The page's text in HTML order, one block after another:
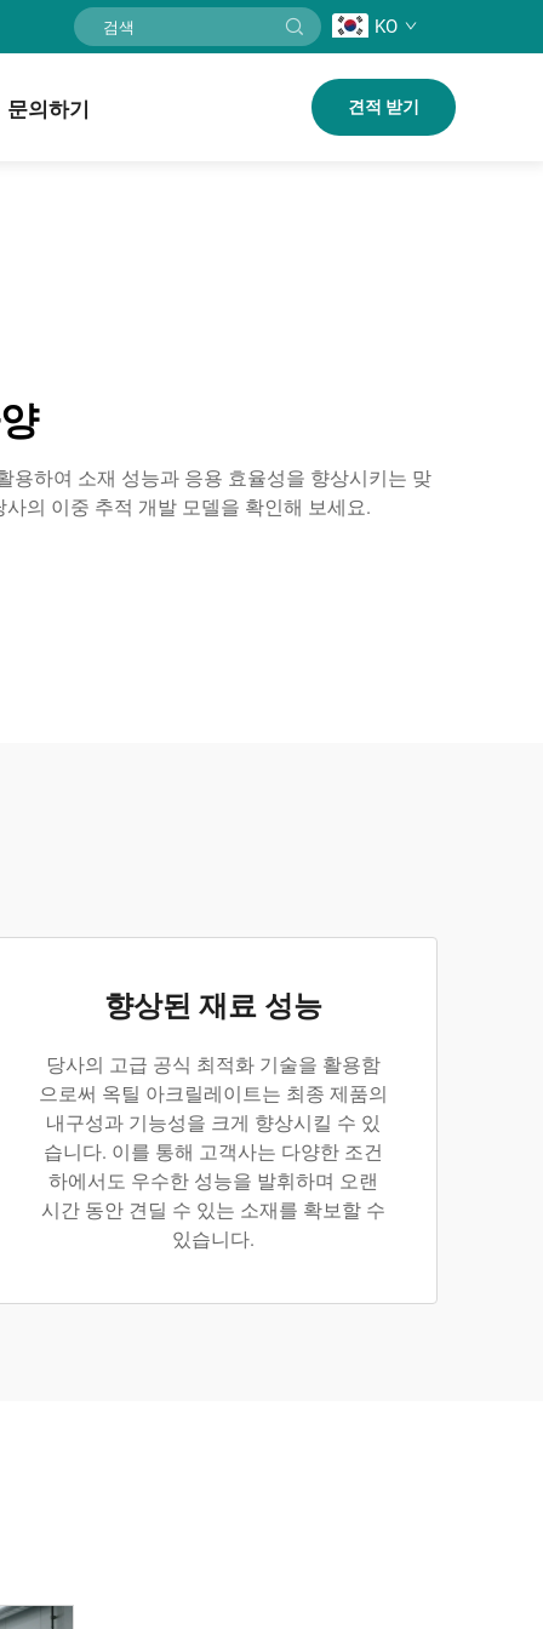
KO
문의하기 견적 받기
용하여 소재 성능과 응용 효율성을 향상시키는 맞
의 이중 추적 개발 모델을 확인해 보세요.
향상된 재료 성능
당사의 고급 공식 최적화 기술을 활용함
으로써 옥틸 아크릴레이트는 최종 제품의
내구성과 기능성을 크게 향상시킬 수 있
습니다. 이를 통해 고객사는 다양한 조건
하에서도 우수한 성능을 발휘하며 오랜
시간 동안 견딜 수 있는 소재를 확보할 수
있습니다.